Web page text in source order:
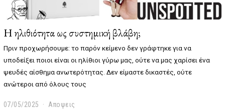
Η ηλιθιότητα ως συστημική βλάβη;
Πριν προχωρήσουμε: το παρόν κείμενο δεν γράφτηκε για να
υποδείξει ποιοι είναι οι ηλίθιοι γύρω μας, ούτε να μας χαρίσει ένα
ψευδές αίσθημα ανωτερότητας. Δεν είμαστε δικαστές, ούτε
ανώτεροι από όλους τους
07/05/2025 Αποψεις